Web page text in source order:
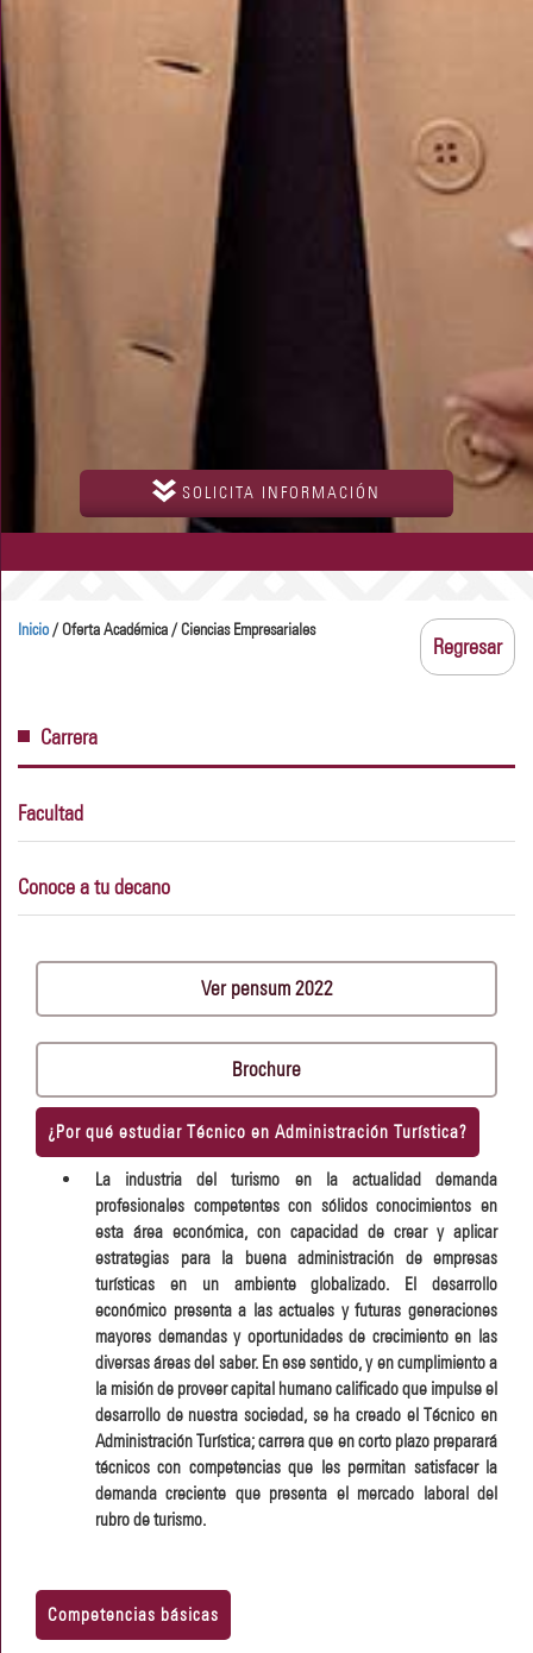
SOLICITA INFORMACIÓN
Inicio/ Oferta Académica / Ciencias Empresariales
Regresar
Carrera
Facultad
Conoce a tu decano
Ver pensum 2022
Brochure
¿Por qué estudiar Técnico en Administración Turística?
La industria del turismo en la actualidad demanda
profesionales competentes con sólidos conocimientos en
esta área económica, con capacidad de crear y aplicar
estrategias para la buena administración de empresas
turísticas en un ambiente globalizado. El desarrollo
económico presenta a las actuales y futuras generaciones
mayores demandas y oportunidades de crecimiento en las
diversas áreas del saber. En ese sentido, y en cumplimiento a
la misión de proveer capital humano calificado que impulse el
desarrollo de nuestra sociedad, se ha creado el Técnico en
Administración Turística; carrera que en corto plazo preparará
técnicos con competencias que les permitan satisfacer la
demanda creciente que presenta el mercado laboral del
rubro de turismo.
Competencias básicas